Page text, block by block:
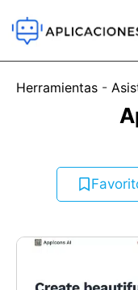
Herramientas -